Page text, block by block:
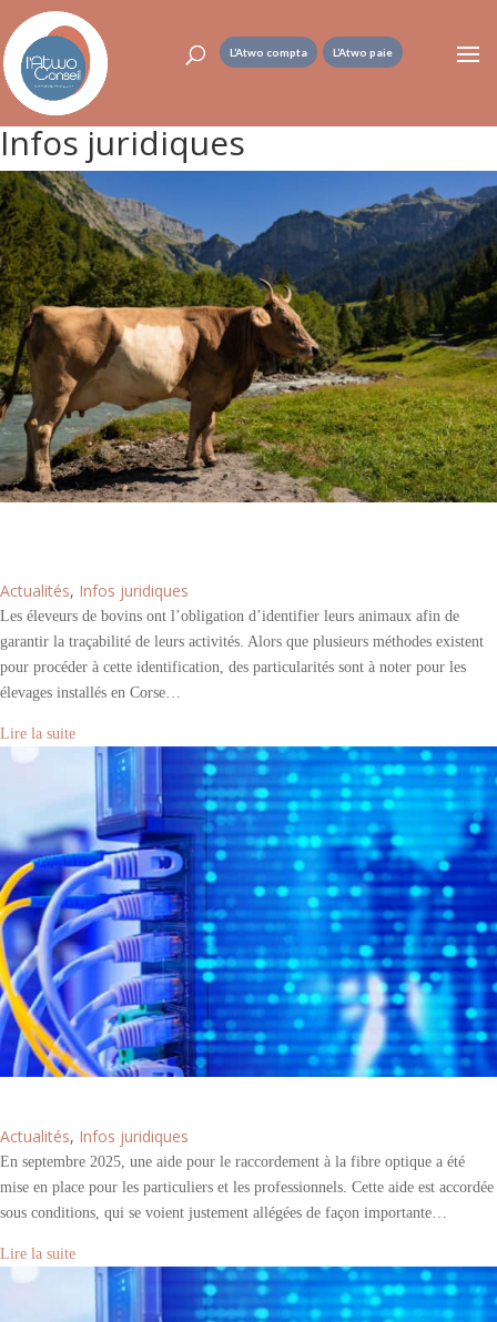
L’Atwo compta L’Atwo paie
Infos juridiques
Actualités, Infos juridiques
Les éleveurs de bovins ont l’obligation d’identifier leurs animaux afin de
garantir la traçabilité de leurs activités. Alors que plusieurs méthodes existent
pour procéder à cette identification, des particularités sont à noter pour les
élevages installés en Corse…
Lire la suite
Actualités, Infos juridiques
En septembre 2025, une aide pour le raccordement à la fibre optique a été
mise en place pour les particuliers et les professionnels. Cette aide est accordée
sous conditions, qui se voient justement allégées de façon importante…
Lire la suite